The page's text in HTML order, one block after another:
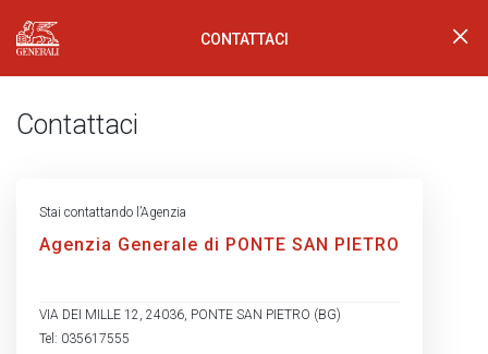
Generali Logo CONTATTACI
Contattaci
Stai contattando l’Agenzia
Agenzia Generale di PONTE SAN PIETRO
VIA DEI MILLE 12, 24036, PONTE SAN PIETRO (BG)
Tel: 035617555